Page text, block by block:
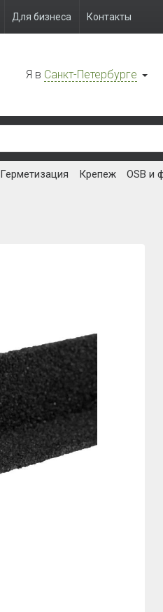
Для бизнеса Контакты
Я в Санкт-Петербурге
Герметизация Крепеж OSB и